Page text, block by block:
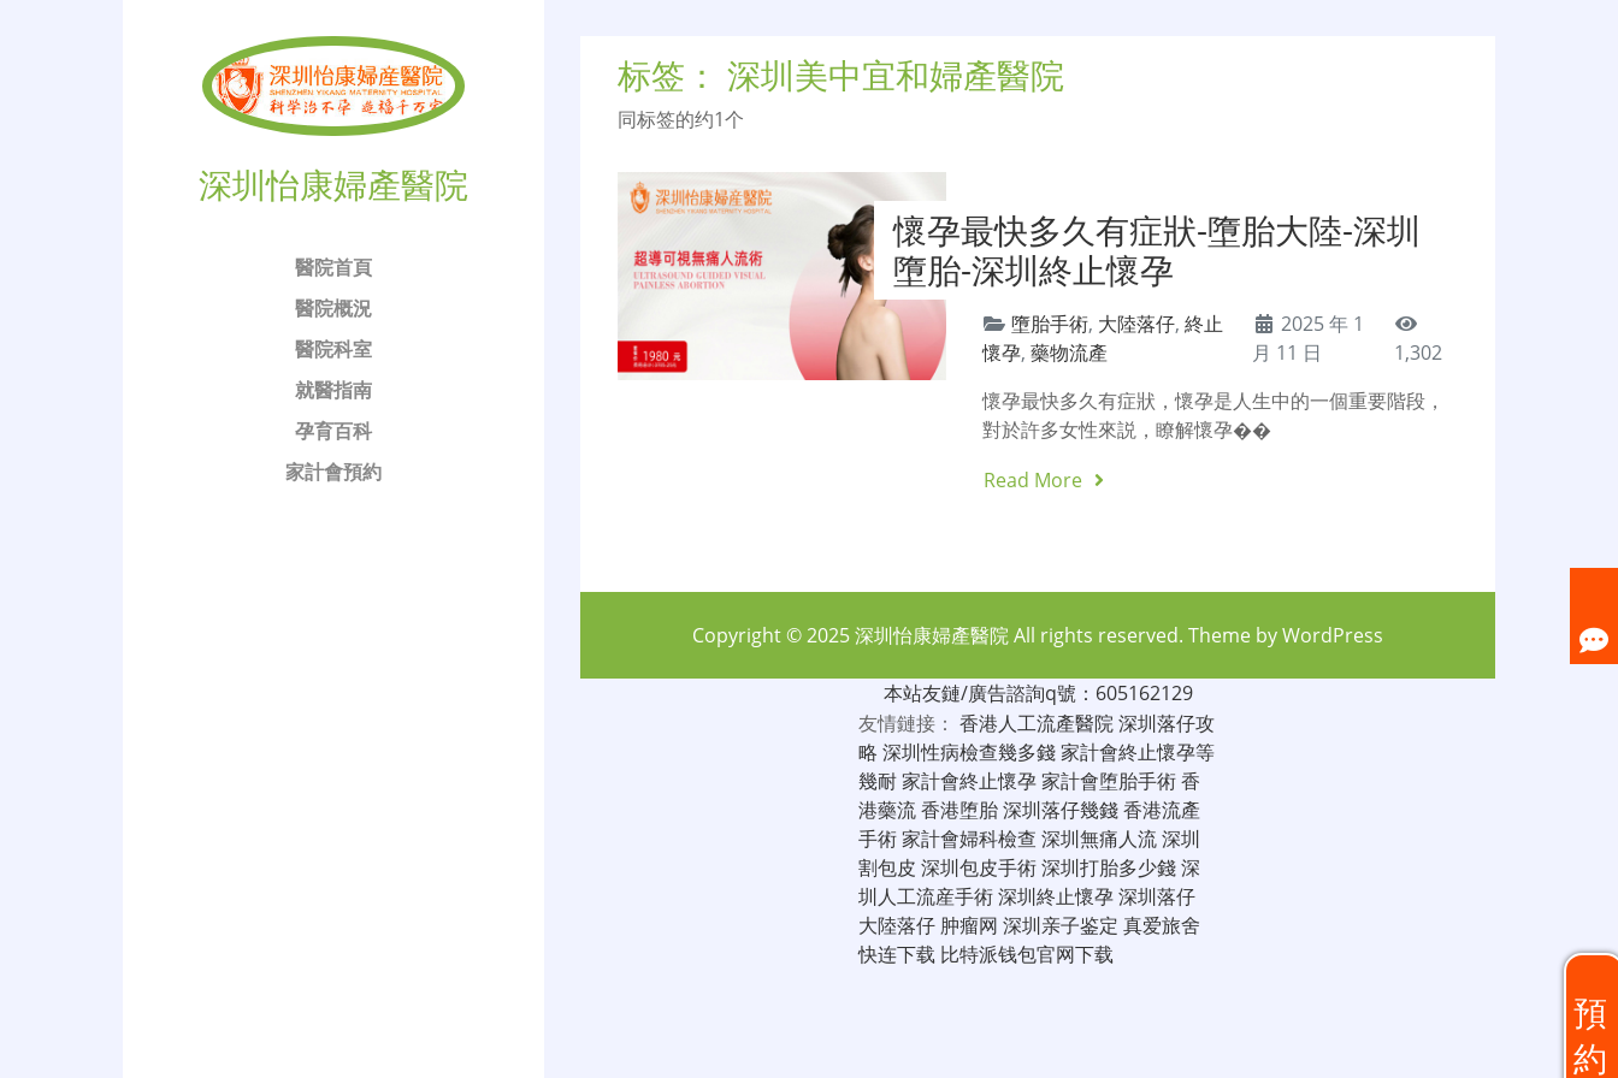
深圳怡康婦產醫院
醫院首頁
醫院概況
醫院科室
就醫指南
孕育百科
家計會預約
标签： 深圳美中宜和婦產醫院
同标签的约1个
懷孕最快多久有症狀-墮胎大陸-深圳
墮胎-深圳終止懷孕
墮胎手術, 大陸落仔,終止
懷孕,藥物流產
2025 年 1
月 11 日
1,302
懷孕最快多久有症狀，懷孕是人生中的一個重要階段，
對於許多女性來説，瞭解懷孕��
Read More
預
約
Copyright © 2025深圳怡康婦產醫院All rights reserved. Theme byWordPress
本站友鏈/廣告諮詢q號：605162129
友情鏈接： 香港人工流產醫院深圳落仔攻
略 深圳性病檢查幾多錢家計會終止懷孕等
幾耐家計會終止懷孕家計會堕胎手術香
港藥流香港堕胎深圳落仔幾錢香港流產
手術家計會婦科檢查 深圳無痛人流深圳
割包皮 深圳包皮手術深圳打胎多少錢深
圳人工流産手術深圳終止懷孕深圳落仔
大陸落仔 肿瘤网 深圳亲子鉴定 真爱旅舍
快连下载 比特派钱包官网下载